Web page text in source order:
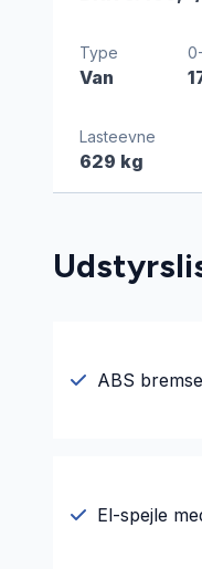
Type
Van
Lasteevne
629 kg
ABS
El-spejle